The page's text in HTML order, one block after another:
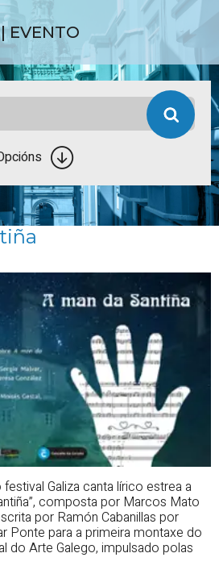
EVENTO
Galiza canta lírico estrea a
composta por Marcos Mato
por Ramón Cabanillas por
Ponte para a primeira montaxe do
do Arte Galego, impulsado polas